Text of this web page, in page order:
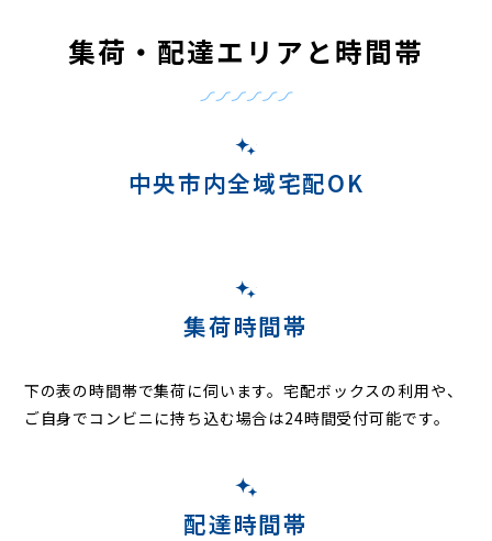
集荷・配達エリアと時間帯
中央市内全域宅配OK
集荷時間帯
下の表の時間帯で集荷に伺います。宅配ボックスの利用や、
ご自身でコンビニに持ち込む場合は24時間受付可能です。
配達時間帯